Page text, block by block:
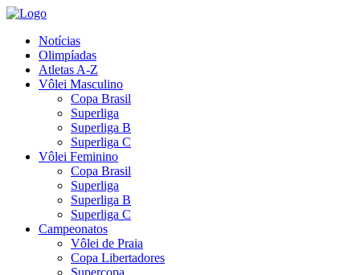
Notícias
Olimpíadas
Atletas A-Z
Vôlei Masculino
Copa Brasil
Superliga
Superliga B
Superliga C
Vôlei Feminino
Copa Brasil
Superliga
Superliga B
Superliga C
Campeonatos
Vôlei de Praia
Copa Libertadores
Supercopa